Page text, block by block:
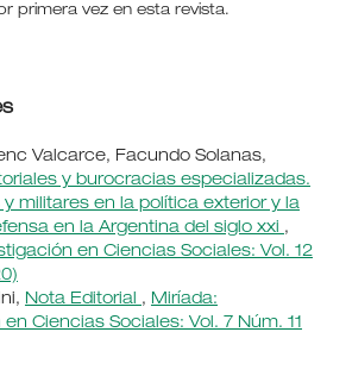
primera vez en esta revista.
Valcarce, Facundo Solanas,
y burocracias especializadas.
militares en la política exterior y la
en la Argentina del siglo xxi ,
en Ciencias Sociales: Vol. 12
Nota Editorial , Miríada:
Ciencias Sociales: Vol. 7 Núm. 11